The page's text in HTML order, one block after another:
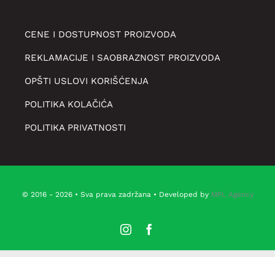
CENE I DOSTUPNOST PROIZVODA
REKLAMACIJE I SAOBRAZNOST PROIZVODA
OPŠTI USLOVI KORIŠĆENJA
POLITIKA KOLAČIĆA
POLITIKA PRIVATNOSTI
© 2016 - 2026 • Sva prava zadržana • Developed by MPL Agency